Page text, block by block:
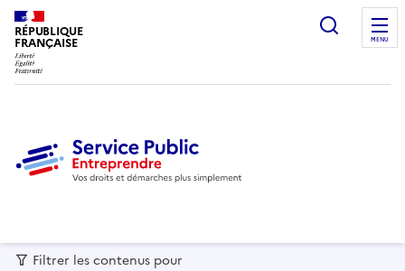
RÉPUBLIQUE
FRANÇAISE MENU
Filtrer les contenus pour